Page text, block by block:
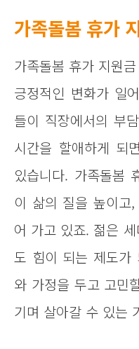
가족돌봄 휴가
가족돌봄 휴가 지원
긍정적인 변화가 일
들이 직장에서의 부
시간을 할애하게 되
있습니다. 가족돌봄
이 삶의 질을 높이고
어 가고 있죠. 젊은
도 힘이 되는 제도가
와 가정을 두고 고민
기며 살아갈 수 있는